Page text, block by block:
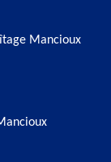
Mancioux